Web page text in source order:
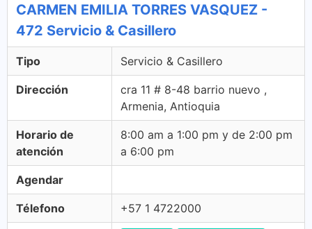
CARMEN EMILIA TORRES VASQUEZ -
472 Servicio & Casillero
Tipo Servicio & Casillero
Dirección
cra 11 # 8-48 barrio nuevo ,
Armenia, Antioquia
Horario de
atención
8:00 am a 1:00 pm y de 2:00 pm
a 6:00 pm
Agendar
Télefono +57 1 4722000